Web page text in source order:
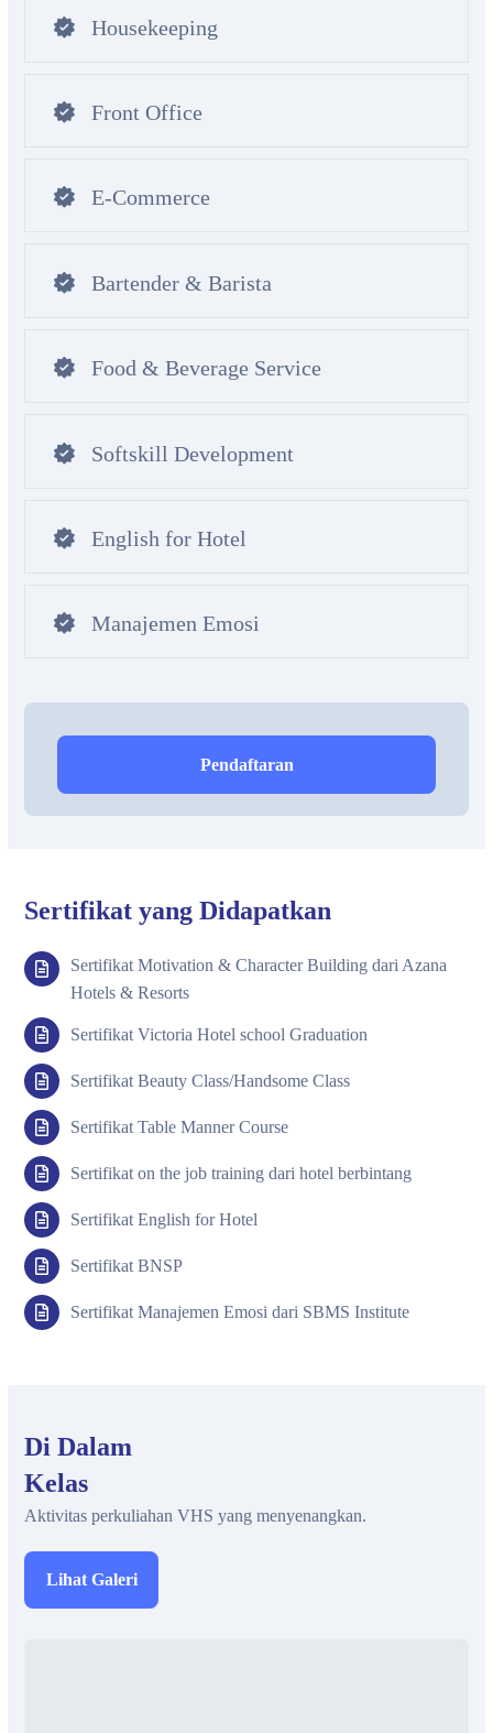
Housekeeping
Front Office
E-Commerce
Bartender & Barista
Food & Beverage Service
Softskill Development
English for Hotel
Manajemen Emosi
Pendaftaran
Sertifikat yang Didapatkan
Sertifikat Motivation & Character Building dari Azana
Hotels & Resorts
Sertifikat Victoria Hotel school Graduation
Sertifikat Beauty Class/Handsome Class
Sertifikat Table Manner Course
Sertifikat on the job training dari hotel berbintang
Sertifikat English for Hotel
Sertifikat BNSP
Sertifikat Manajemen Emosi dari SBMS Institute
Di Dalam
Kelas
Aktivitas perkuliahan VHS yang menyenangkan.
Lihat Galeri